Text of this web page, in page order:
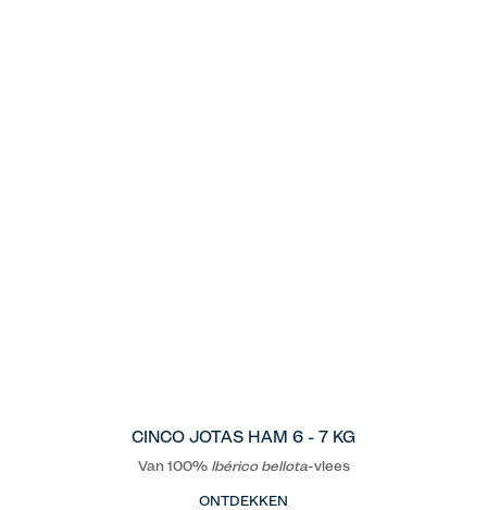
CINCO JOTAS HAM 6 - 7 KG
Van 100% Ibérico bellota-vlees
ONTDEKKEN